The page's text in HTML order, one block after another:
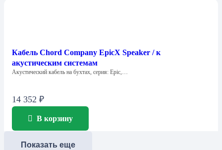
Кабель Chord Company EpicX Speaker / к
акустическим системам
Акустический кабель на бухтах, серия: Epic,…
14 352 ₽
В корзину
Показать еще